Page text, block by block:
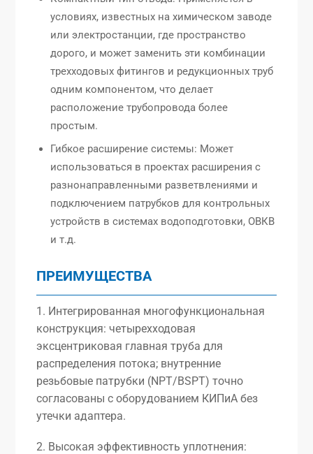
условиях, известных на химическом заводе
или электростанции, где пространство
дорого, и может заменить эти комбинации
трехходовых фитингов и редукционных труб
одним компонентом, что делает
расположение трубопровода более
простым.
Гибкое расширение системы: Может
использоваться в проектах расширения с
разнонаправленными разветвлениями и
подключением патрубков для контрольных
устройств в системах водоподготовки, ОВКВ
и т.д.
ПРЕИМУЩЕСТВА
1. Интегрированная многофункциональная
конструкция: четырехходовая
эксцентриковая главная труба для
распределения потока; внутренние
резьбовые патрубки (NPT/BSPT) точно
согласованы с оборудованием КИПиА без
утечки адаптера.
2. Высокая эффективность уплотнения: